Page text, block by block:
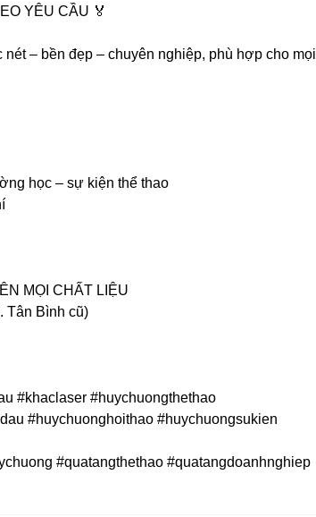
YÊU CẦU 🏅
– bền đẹp – chuyên nghiệp, phù hợp cho mọi
học – sự kiện thể thao
MỌI CHẤT LIỆU
Tân Bình cũ)
#khaclaser #huychuongthethao
#huychuonghoithao #huychuongsukien
#quatangthethao #quatangdoanhnghiep